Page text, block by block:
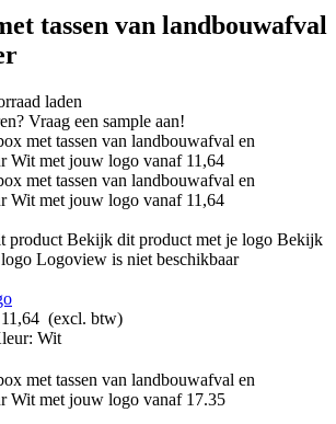
tassen van landbouwafval
laden
Vraag een sample aan!
product Bekijk dit product met je logo Bekijk
Logoview is niet beschikbaar
11,64 (excl. btw)
Wit